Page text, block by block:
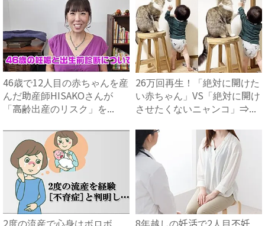
46歳で12人目の赤ちゃんを産
んだ助産師HISAKOさんが
「高齢出産のリスク」を...
26万回再生！「絶対に開けた
い赤ちゃん」VS「絶対に開け
させたくないニャンコ」⇒...